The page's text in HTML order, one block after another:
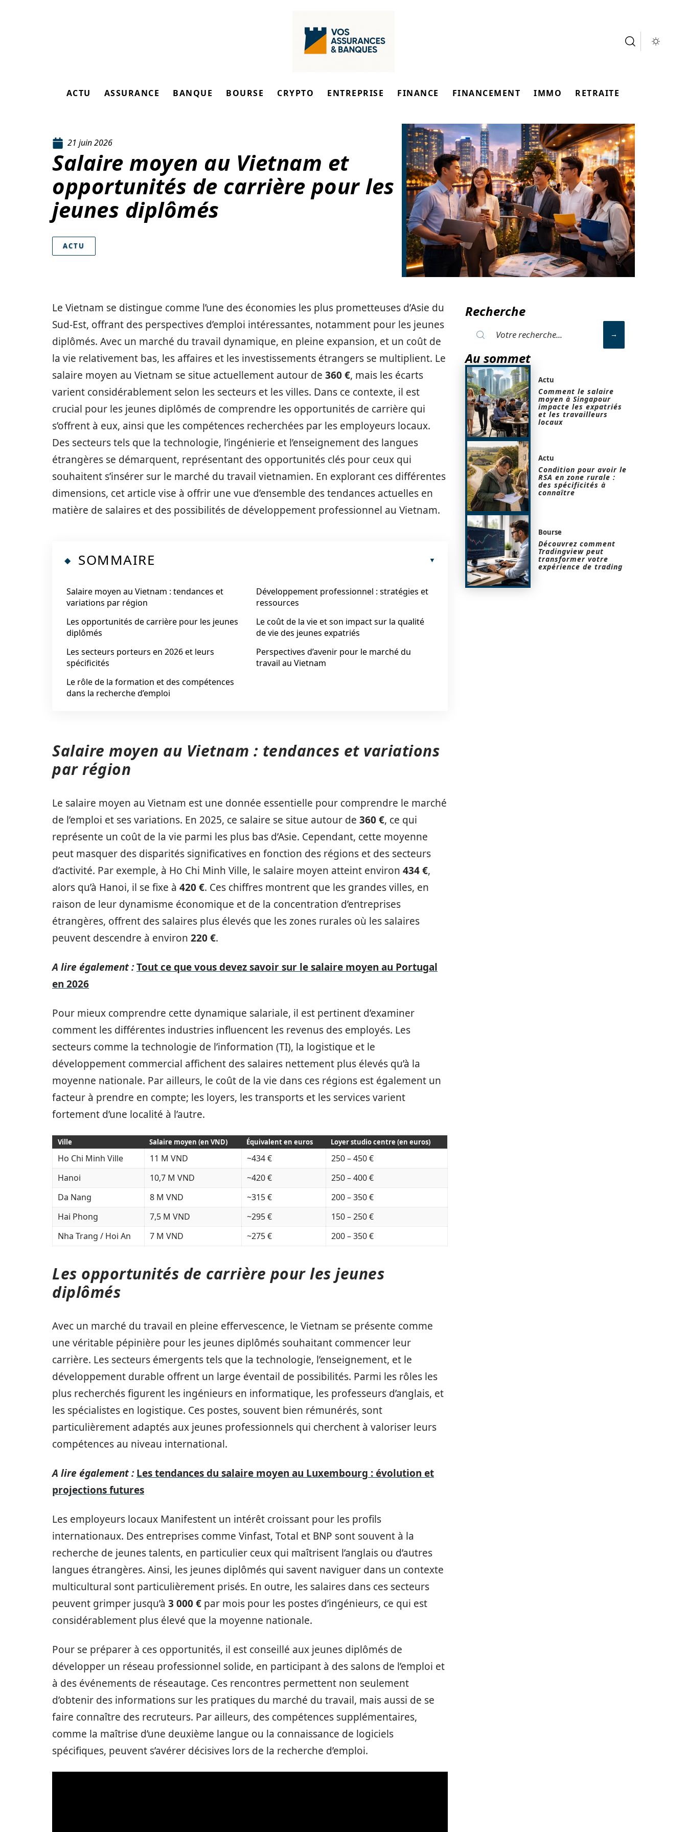
ACTU ASSURANCE BANQUE BOURSE CRYPTO ENTREPRISE FINANCE FINANCEMENT IMMO RETRAITE
21 juin 2026
Salaire moyen au Vietnam et
opportunités de carrière pour les
jeunes diplômés
ACTU
Le Vietnam se distingue comme l’une des économies les plus prometteuses d’Asie du
Sud-Est, offrant des perspectives d’emploi intéressantes, notamment pour les jeunes
diplômés. Avec un marché du travail dynamique, en pleine expansion, et un coût de
la vie relativement bas, les affaires et les investissements étrangers se multiplient. Le
salaire moyen au Vietnam se situe actuellement autour de 360 €, mais les écarts
varient considérablement selon les secteurs et les villes. Dans ce contexte, il est
crucial pour les jeunes diplômés de comprendre les opportunités de carrière qui
s’offrent à eux, ainsi que les compétences recherchées par les employeurs locaux.
Des secteurs tels que la technologie, l’ingénierie et l’enseignement des langues
étrangères se démarquent, représentant des opportunités clés pour ceux qui
souhaitent s’insérer sur le marché du travail vietnamien. En explorant ces différentes
dimensions, cet article vise à offrir une vue d’ensemble des tendances actuelles en
matière de salaires et des possibilités de développement professionnel au Vietnam.
SOMMAIRE
Salaire moyen au Vietnam : tendances et
variations par région
Les opportunités de carrière pour les jeunes
diplômés
Les secteurs porteurs en 2026 et leurs
spécificités
Le rôle de la formation et des compétences
dans la recherche d’emploi
Développement professionnel : stratégies et
ressources
Le coût de la vie et son impact sur la qualité
de vie des jeunes expatriés
Perspectives d’avenir pour le marché du
travail au Vietnam
Salaire moyen au Vietnam : tendances et variations
par région
Le salaire moyen au Vietnam est une donnée essentielle pour comprendre le marché
de l’emploi et ses variations. En 2025, ce salaire se situe autour de 360 €, ce qui
représente un coût de la vie parmi les plus bas d’Asie. Cependant, cette moyenne
peut masquer des disparités significatives en fonction des régions et des secteurs
d’activité. Par exemple, à Ho Chi Minh Ville, le salaire moyen atteint environ 434 €,
alors qu’à Hanoi, il se fixe à 420 €. Ces chiffres montrent que les grandes villes, en
raison de leur dynamisme économique et de la concentration d’entreprises
étrangères, offrent des salaires plus élevés que les zones rurales où les salaires
peuvent descendre à environ 220 €.
A lire également :Tout ce que vous devez savoir sur le salaire moyen au Portugal
en 2026
Pour mieux comprendre cette dynamique salariale, il est pertinent d’examiner
comment les différentes industries influencent les revenus des employés. Les
secteurs comme la technologie de l’information (TI), la logistique et le
développement commercial affichent des salaires nettement plus élevés qu’à la
moyenne nationale. Par ailleurs, le coût de la vie dans ces régions est également un
facteur à prendre en compte; les loyers, les transports et les services varient
fortement d’une localité à l’autre.
Ville Salaire moyen (en VND) Équivalent en euros Loyer studio centre (en euros)
Ho Chi Minh Ville 11 M VND ~434 €
250 – 450 €
Hanoi
10,7 M VND ~420 €
250 – 400 €
Da Nang
8 M VND ~315 €
200 – 350 €
Hai Phong
7,5 M VND ~295 €
150 – 250 €
Nha Trang / Hoi An
7 M VND ~275 € 200 – 350 €
Les opportunités de carrière pour les jeunes
diplômés
Avec un marché du travail en pleine effervescence, le Vietnam se présente comme
une véritable pépinière pour les jeunes diplômés souhaitant commencer leur
carrière. Les secteurs émergents tels que la technologie, l’enseignement, et le
développement durable offrent un large éventail de possibilités. Parmi les rôles les
plus recherchés figurent les ingénieurs en informatique, les professeurs d’anglais, et
les spécialistes en logistique. Ces postes, souvent bien rémunérés, sont
particulièrement adaptés aux jeunes professionnels qui cherchent à valoriser leurs
compétences au niveau international.
A lire également : Les tendances du salaire moyen au Luxembourg : évolution et
projections futures
Les employeurs locaux Manifestent un intérêt croissant pour les profils
internationaux. Des entreprises comme Vinfast, Total et BNP sont souvent à la
recherche de jeunes talents, en particulier ceux qui maîtrisent l’anglais ou d’autres
langues étrangères. Ainsi, les jeunes diplômés qui savent naviguer dans un contexte
multicultural sont particulièrement prisés. En outre, les salaires dans ces secteurs
peuvent grimper jusqu’à 3 000 € par mois pour les postes d’ingénieurs, ce qui est
considérablement plus élevé que la moyenne nationale.
Pour se préparer à ces opportunités, il est conseillé aux jeunes diplômés de
développer un réseau professionnel solide, en participant à des salons de l’emploi et
à des événements de réseautage. Ces rencontres permettent non seulement
d’obtenir des informations sur les pratiques du marché du travail, mais aussi de se
faire connaître des recruteurs. Par ailleurs, des compétences supplémentaires,
comme la maîtrise d’une deuxième langue ou la connaissance de logiciels
spécifiques, peuvent s’avérer décisives lors de la recherche d’emploi.
Recherche
Au sommet
Actu
Comment le salaire
moyen à Singapour
impacte les expatriés
et les travailleurs
locaux
Actu
Condition pour avoir le
RSA en zone rurale :
des spécificités à
connaître
Bourse
Découvrez comment
Tradingview peut
transformer votre
expérience de trading